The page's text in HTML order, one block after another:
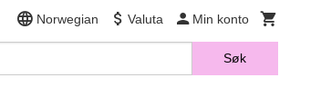
Norwegian Valuta Min konto
Søk